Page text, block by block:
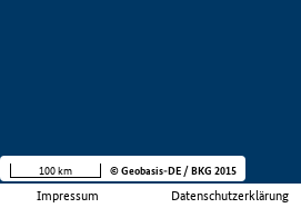
Impressum Datenschutzerklärung
100 km © Geobasis-DE / BKG 2015